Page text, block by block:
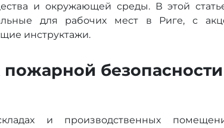
и окружающей среды. В этой
для рабочих мест в Риге, с
инструктажи.
и производственных